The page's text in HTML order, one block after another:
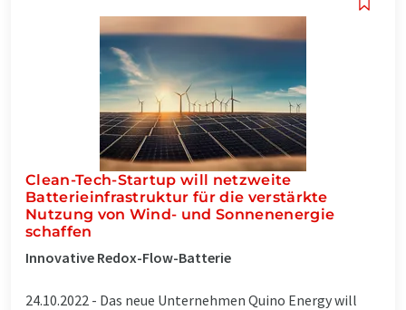
Clean-Tech-Startup will netzweite
Batterieinfrastruktur für die verstärkte
Nutzung von Wind- und Sonnenenergie
schaffen
Innovative Redox-Flow-Batterie
24.10.2022 - Das neue Unternehmen Quino Energy will